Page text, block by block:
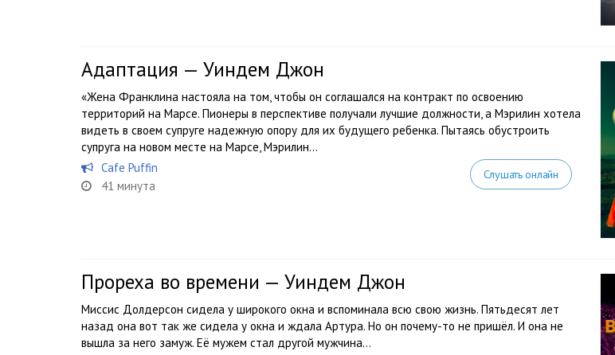
Адаптация — Уиндем Джон
«Жена Франклина настояла на том, чтобы он соглашался на контракт по освоению
территорий на Марсе. Пионеры в перспективе получали лучшие должности, а Мэрилин хотела
видеть в своем супруге надежную опору для их будущего ребенка. Пытаясь обустроить
супруга на новом месте на Марсе, Мэрилин...
Cafe Puffin
41 минута
Слушать онлайн
Прореха во времени — Уиндем Джон
Миссис Долдерсон сидела у широкого окна и вспоминала всю свою жизнь. Пятьдесят лет
назад она вот так же сидела у окна и ждала Артура. Но он почему-то не пришёл. И она не
вышла за него замуж. Её мужем стал другой мужчина…